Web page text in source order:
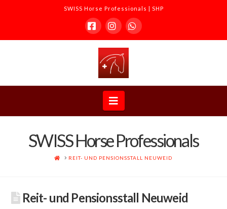
SWISS Horse Professionals | SHP
FacebookInstagramWhatsapp
Horse
Professionals
SHP
Navigation
SWISS Horse Professionals
HOMEREIT- UND PENSIONSSTALL NEUWEID
Reit- und Pensionsstall Neuweid